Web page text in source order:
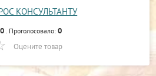
КОНСУЛЬТАНТУ
0 . Проголосовало:0
Оцените товар